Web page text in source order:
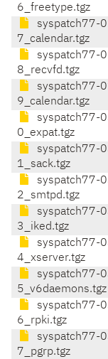
6_freetype.tgz
syspatch77-
7_calendar.tgz
syspatch77-
8_recvfd.tgz
syspatch77-
9_calendar.tgz
syspatch77-
0_expat.tgz
syspatch77-
1_sack.tgz
syspatch77-
2_smtpd.tgz
syspatch77-
3_iked.tgz
syspatch77-
4_xserver.tgz
syspatch77-
5_v6daemons.tgz
syspatch77-
6_rpki.tgz
syspatch77-
7_pgrp.tgz